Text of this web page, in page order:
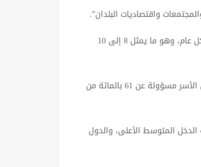
واقتصاديات البلدان”.
ووفقًا لتقرير مؤشر هدر الغذاء الصادر عن برنامج الأمم المتحدة للبيئة، يتم هدر ما يقرب من 931 مليون طن من الطعام كل عام، وهو ما يمثل 8 إلى 10
وأضاف التقرير، أن “مؤشر هدر الطعام كشف أيضًا أن حوالي 17 بالمائة من إنتاج الغذاء العالمي يتم إهداره، حيث تكون الأسر مسؤولة عن 61 بالمائة من
المتوسط الأعلى، والدول